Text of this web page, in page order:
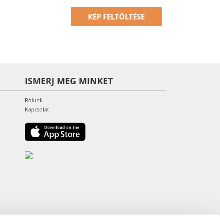
KÉP FELTÖLTÉSE
ISMERJ MEG MINKET
Rólunk
Kapcsolat